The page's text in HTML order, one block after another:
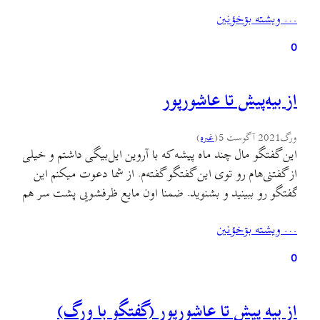
زحمته کي تینین عکس ٚ سه بزنین…
… ويشته بۊخؤنين
0
از بیه‌پیش تا عاشورپور
ورگ2021 آگوست 5 (غىره)
این گفتگو مال چند ماه پیشه که با آروین ایل‌بیگی داشتم و خیلی
از گفتنی‌هام رو توی این گفتگو گفته‌م. از شما دعوت میکنم این
گفتگو رو ببینید و بشنوید. ضمنا اون مایع ظرفشویی پشت سر هم
اومده. این هم از شانس…
… ويشته بۊخؤنين
0
از بیه پیش تا عاشورپور (گفتگو با ورگ)